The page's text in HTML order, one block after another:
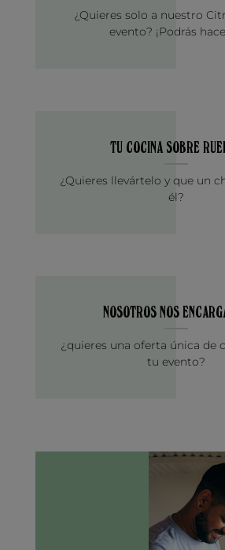
¿Quieres solo a nuestro
evento? ¡Podrás
TU COCINA SOBRE
¿Quieres llevártelo y que un
él?
NOSOTROS NOS
¿quieres una oferta única de
tu evento?